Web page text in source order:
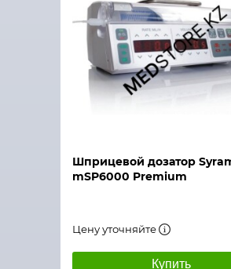
Шприцевой дозатор
mSP6000 Premium
Цену уточняйте
Купить